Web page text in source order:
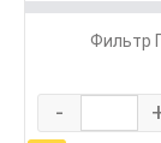
Фильтр
-